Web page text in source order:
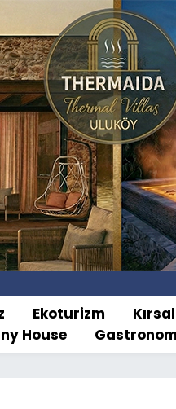
Ekoturizm
House